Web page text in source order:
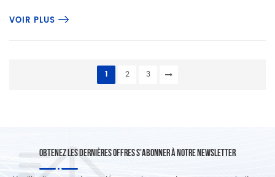
VOIR PLUS
1 2 3
OBTENEZ LES DERNIÈRES OFFRES S'ABONNER À NOTRE NEWSLETTER